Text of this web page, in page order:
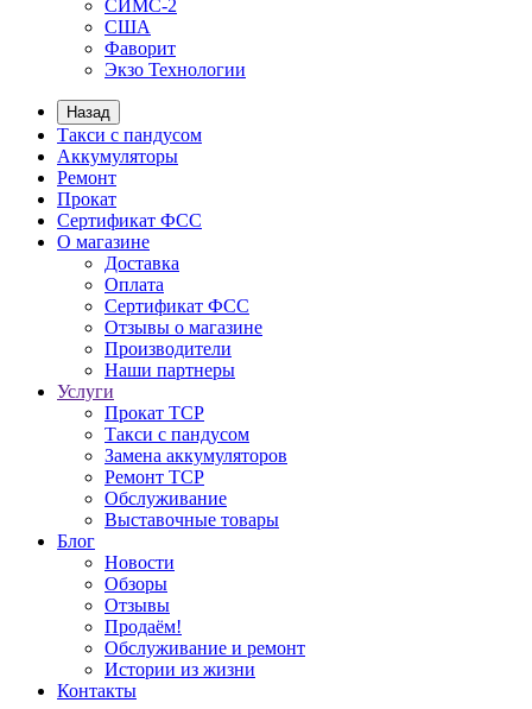
СИМС-2
США
Фаворит
Экзо Технологии
Назад
Такси с пандусом
Аккумуляторы
Ремонт
Прокат
Сертификат ФСС
О магазине
Доставка
Оплата
Сертификат ФСС
Отзывы о магазине
Производители
Наши партнеры
Услуги
Прокат ТСР
Такси с пандусом
Замена аккумуляторов
Ремонт ТСР
Обслуживание
Выставочные товары
Блог
Новости
Обзоры
Отзывы
Продаём!
Обслуживание и ремонт
Истории из жизни
Контакты